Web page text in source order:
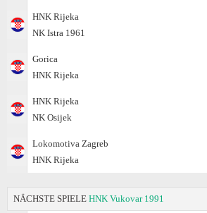
HNK Rijeka
NK Istra 1961
Gorica
HNK Rijeka
HNK Rijeka
NK Osijek
Lokomotiva Zagreb
HNK Rijeka
NÄCHSTE SPIELE HNK Vukovar 1991